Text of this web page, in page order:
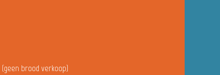
(geen brood verkoop)